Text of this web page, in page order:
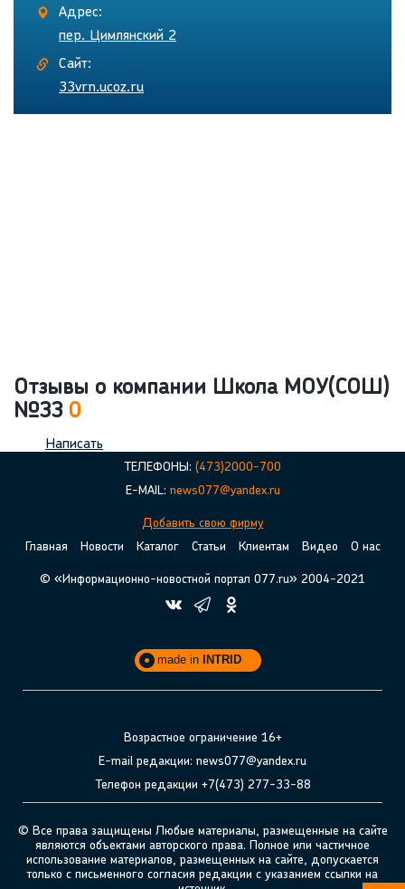
Адрес:
пер. Цимлянский 2
Сайт:
33vrn.ucoz.ru
Отзывы о компании Школа МОУ(СОШ)
№33 0
Написать
ТЕЛЕФОНЫ: (473)2000-700
E-MAIL: news077@yandex.ru
Добавить свою фирму
Главная
Новости Каталог Статьи Клиентам Видео О нас
© «Информационно-новостной портал 077.ru» 2004-2021
made in INTRID
Возрастное ограничение 16+
E-mail редакции: news077@yandex.ru
Телефон редакции +7(473) 277-33-88
© Все права защищены Любые материалы, размещенные на сайте
являются объектами авторского права. Полное или частичное
использование материалов, размещенных на сайте, допускается
только с письменного согласия редакции с указанием ссылки на